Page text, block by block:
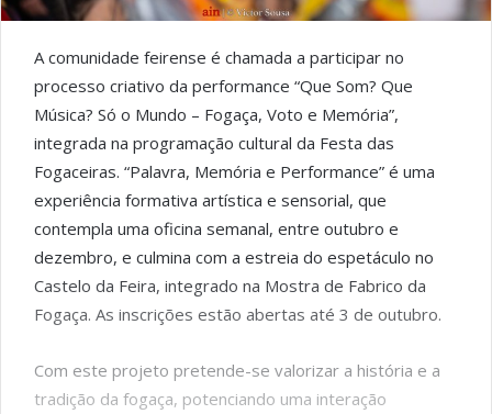
A comunidade feirense é chamada a participar no
processo criativo da performance “Que Som? Que
Música? Só o Mundo – Fogaça, Voto e Memória”,
integrada na programação cultural da Festa das
Fogaceiras. “Palavra, Memória e Performance” é uma
experiência formativa artística e sensorial, que
contempla uma oficina semanal, entre outubro e
dezembro, e culmina com a estreia do espetáculo no
Castelo da Feira, integrado na Mostra de Fabrico da
Fogaça. As inscrições estão abertas até 3 de outubro.
Com este projeto pretende-se valorizar a história e a
tradição da fogaça, potenciando uma interação